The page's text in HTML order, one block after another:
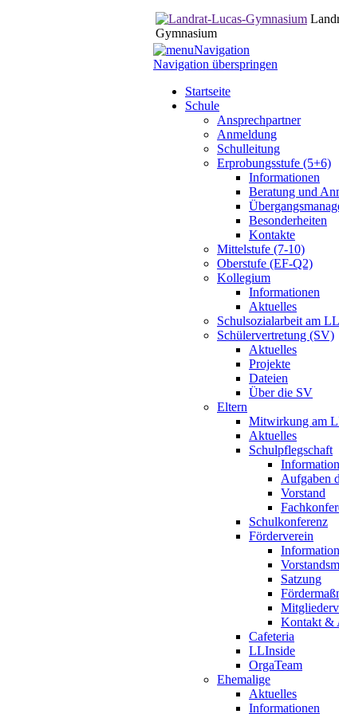
Gymnasium
Navigation
Navigation überspringen
Startseite
Schule
Ansprechpartner
Anmeldung
Schulleitung
Erprobungsstufe (5+6)
Informationen
Beratung und
Besonderheiten
Kontakte
Mittelstufe (7-10)
Oberstufe (EF-Q2)
Kollegium
Informationen
Aktuelles
Schulsozialarbeit am
Schülervertretung (SV)
Aktuelles
Projekte
Dateien
Über die SV
Eltern
Mitwirkung am
Aktuelles
Schulpflegschaft
Aufgaben
Vorstand
Schulkonferenz
Förderverein
Satzung
Kontakt &
Cafeteria
LLInside
OrgaTeam
Ehemalige
Aktuelles
Informationen